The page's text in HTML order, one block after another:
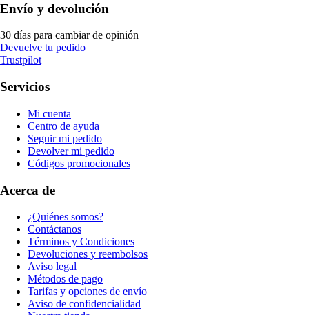
Envío y devolución
30 días para cambiar de opinión
Devuelve tu pedido
Trustpilot
Servicios
Mi cuenta
Centro de ayuda
Seguir mi pedido
Devolver mi pedido
Códigos promocionales
Acerca de
¿Quiénes somos?
Contáctanos
Términos y Condiciones
Devoluciones y reembolsos
Aviso legal
Métodos de pago
Tarifas y opciones de envío
Aviso de confidencialidad